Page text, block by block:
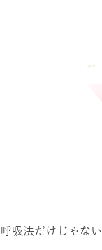
吸法だけじゃない